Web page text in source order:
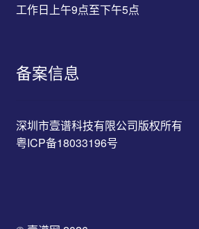
工作日上午9点至下午5点
备案信息
深圳市壹谱科技有限公司版权所有
粤ICP备18033196号